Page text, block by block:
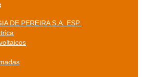
DE PEREIRA S.A. ESP.